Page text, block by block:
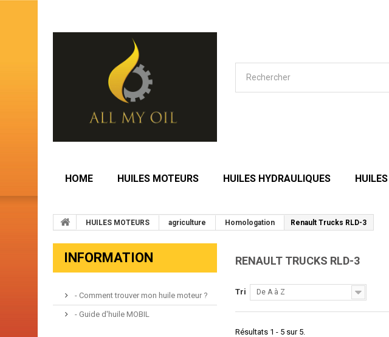
HOME HUILES MOTEURS HUILES HYDRAULIQUES
HUILES MOTEURS agriculture Homologation Renault Trucks RLD-3
INFORMATION
- Comment trouver mon huile moteur ?
- Guide d'huile MOBIL
RENAULT TRUCKS RLD-3
Tri De A à Z
Résultats 1 - 5 sur 5.